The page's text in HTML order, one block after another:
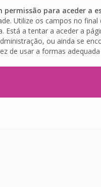
para aceder a
Utilize os campos no
Está a tentar a aceder a
ou ainda se
de usar a formas